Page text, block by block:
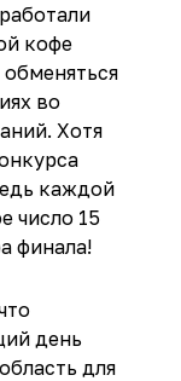
кофе
во
Хотя
каждой
число 15
финала!
день
для